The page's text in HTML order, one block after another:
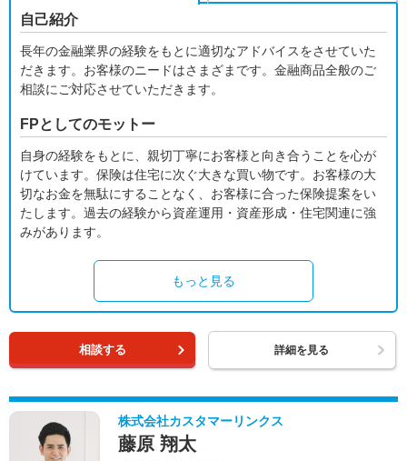
自己紹介
長年の金融業界の経験をもとに適切なアドバイスをさせていた
だきます。お客様のニードはさまざまです。金融商品全般のご
相談にご対応させていただきます。
FPとしてのモットー
自身の経験をもとに、親切丁寧にお客様と向き合うことを心が
けています。保険は住宅に次ぐ大きな買い物です。お客様の大
切なお金を無駄にすることなく、お客様に合った保険提案をい
たします。過去の経験から資産運用・資産形成・住宅関連に強
みがあります。
もっと見る
相談する 詳細を見る
株式会社カスタマーリンクス
藤原 翔太